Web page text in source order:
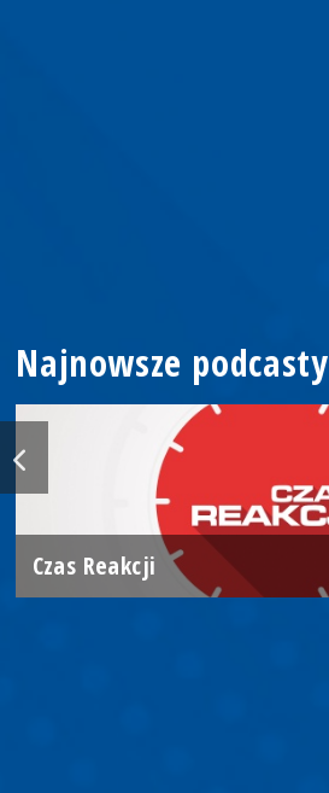
Najnowsze podcasty
Czas Reakcji